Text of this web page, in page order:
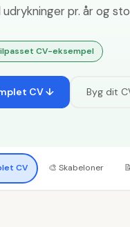
udrykninger pr. år og
CV-eksempel
CV ↓ Byg dit
CV 🎨 Skabeloner